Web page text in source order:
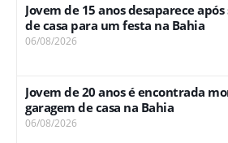
Jovem de 15 anos desaparece após
de casa para um festa na Bahia
06/08/2026
Jovem de 20 anos é encontrada
garagem de casa na Bahia
06/08/2026